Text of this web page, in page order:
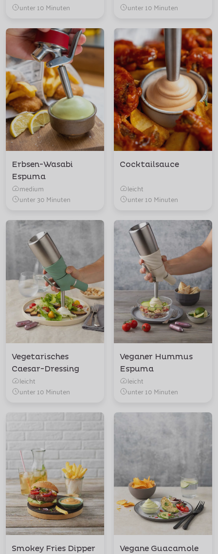
unter 10 Minuten
unter 10 Minuten
Erbsen-Wasabi
Espuma
medium
unter 30 Minuten
Cocktailsauce
leicht
unter 10 Minuten
Vegetarisches
Caesar-Dressing
leicht
unter 10 Minuten
Veganer Hummus
Espuma
leicht
unter 10 Minuten
Smokey Fries Dipper Vegane Guacamole